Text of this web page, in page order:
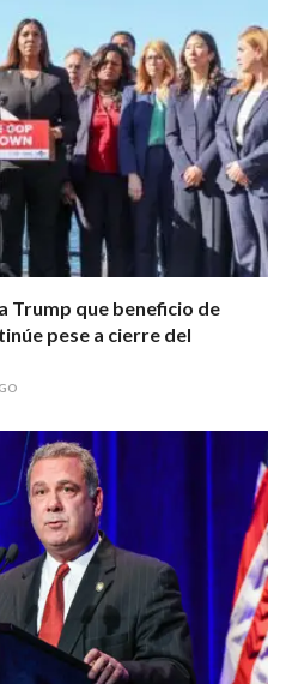
Trump que beneficio de
pese a cierre del